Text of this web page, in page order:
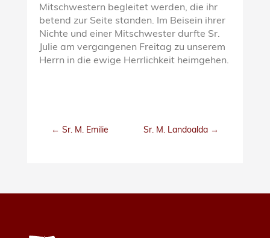
Mitschwestern begleitet werden, die ihr
betend zur Seite standen. Im Beisein ihrer
Nichte und einer Mitschwester durfte Sr.
Julie am vergangenen Freitag zu unserem
Herrn in die ewige Herrlichkeit heimgehen.
← Sr. M. Emilie Sr. M. Landoalda →